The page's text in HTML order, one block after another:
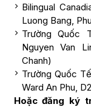
Bilingual
Luong Bang,
Trường Quốc
Nguyen Van
Chanh)
Trường Quốc
Ward An Phu,
Hoặc đăng ký